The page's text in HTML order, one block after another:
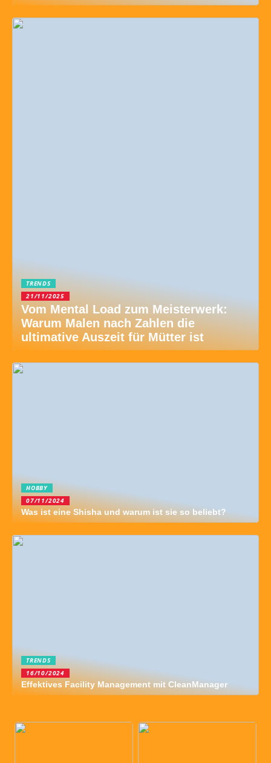
TRENDS
21/11/2025
Vom Mental Load zum Meisterwerk:
Warum Malen nach Zahlen die
ultimative Auszeit für Mütter ist
HOBBY
07/11/2024
Was ist eine Shisha und warum ist sie so beliebt?
TRENDS
16/10/2024
Effektives Facility Management mit CleanManager